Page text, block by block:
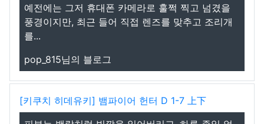
예전에는 그저 휴대폰 카메라로 훌쩍 찍고 넘겼을
풍경이지만, 최근 들어 직접 렌즈를 맞추고 조리개
를...
pop_815님의 블로그
[키쿠치 히데유키] 뱀파이어 헌터 D 1-7 上下